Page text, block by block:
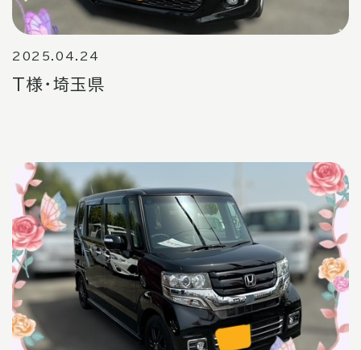
T様・埼玉県
2025.04.24